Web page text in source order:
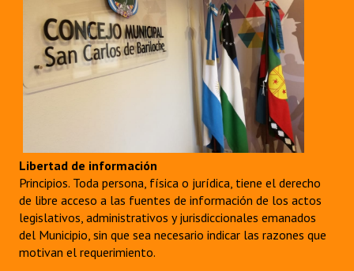
Libertad de información
Principios. Toda persona, física o jurídica, tiene el derecho
de libre acceso a las fuentes de información de los actos
legislativos, administrativos y jurisdiccionales emanados
del Municipio, sin que sea necesario indicar las razones que
motivan el requerimiento.